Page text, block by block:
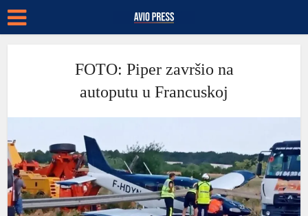
FOTO: Piper završio na
autoputu u Francuskoj